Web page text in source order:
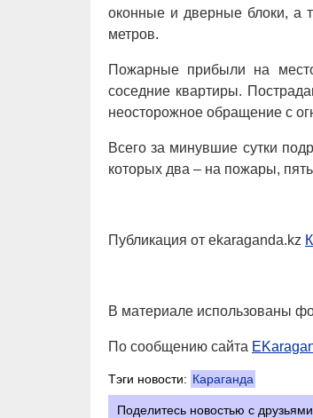
оконные и дверные блоки, а
метров.
Пожарные прибыли на
соседние квартиры.
неосторожное обращение с
Всего за минувшие сутки
которых два – на пожары,
Публикация от ekaraganda.kz
В материале использованы
По сообщению сайта
Тэги новости: Караганда
Поделитесь новостью с друзьями